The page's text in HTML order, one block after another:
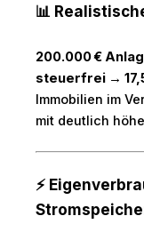
📊
200.000 €
steuerfrei →
Immobilien im
mit deutlich
⚡️